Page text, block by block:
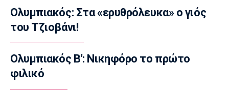
Τέλος από την ΑΕΚ ο Αλέξης Δέδες
12:20
θέσεις 5-6
12:10
Super League 2
Ολυμπιακός: Στα «ερυθρόλευκα» ο γιός
του Τζιοβάνι!
Ολυμπιακός Β': Νικηφόρο το πρώτο
φιλικό